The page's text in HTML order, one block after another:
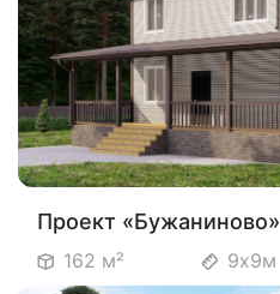
Проект «Бужаниново»
162 м² 9х9м